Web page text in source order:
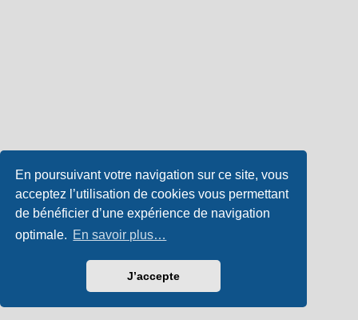
En poursuivant votre navigation sur ce site, vous
acceptez l’utilisation de cookies vous permettant
de bénéficier d’une expérience de navigation
optimale. En savoir plus…
J’accepte